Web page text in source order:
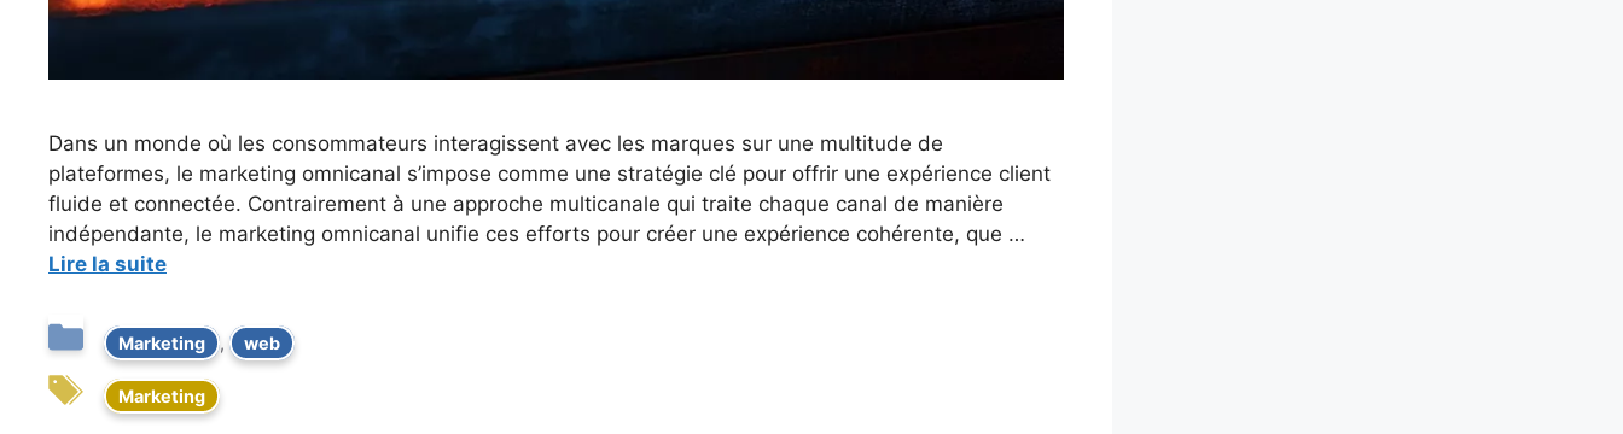
Dans un monde où les consommateurs interagissent avec les marques sur une multitude de
plateformes, le marketing omnicanal s’impose comme une stratégie clé pour offrir une expérience client
fluide et connectée. Contrairement à une approche multicanale qui traite chaque canal de manière
indépendante, le marketing omnicanal unifie ces efforts pour créer une expérience cohérente, que …
Lire la suite
Marketing , web
Marketing